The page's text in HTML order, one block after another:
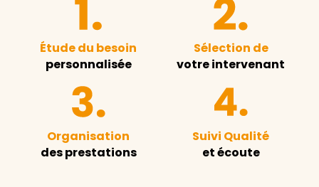
Étude du besoin
personnalisée
Sélection de
votre intervenant
Organisation
des prestations
Suivi Qualité
et écoute